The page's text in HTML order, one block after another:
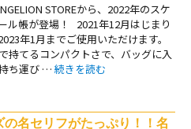
STOREから、2022年のスケ
ル帳が登場！ 2021年12月はじまり
年1月までご使用いただけます。
持てるコンパクトさで、バッグに入
ち運び … “【新商品：「EVA STOREオ
続きを読む
の名セリフがたっぷり！！名